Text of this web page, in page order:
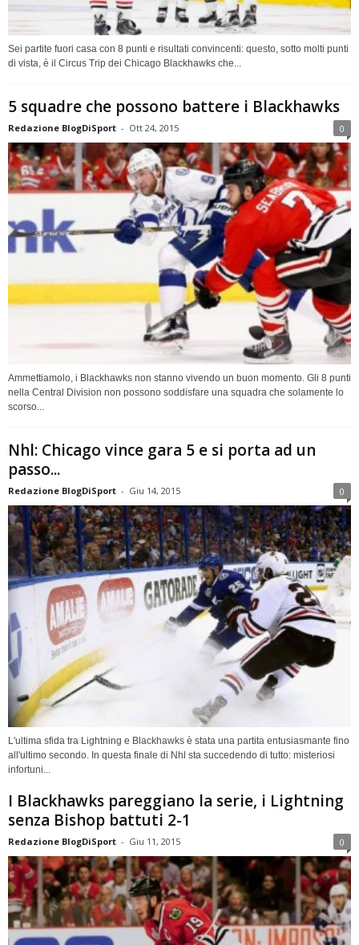
Sei partite fuori casa con 8 punti e risultati convincenti: questo, sotto molti punti
di vista, è il Circus Trip dei Chicago Blackhawks che...
5 squadre che possono battere i Blackhawks
Redazione BlogDiSport - Ott 24, 2015 0
Ammettiamolo, i Blackhawks non stanno vivendo un buon momento. Gli 8 punti
nella Central Division non possono soddisfare una squadra che solamente lo
scorso...
Nhl: Chicago vince gara 5 e si porta ad un
passo...
Redazione BlogDiSport - Giu 14, 2015 0
L'ultima sfida tra Lightning e Blackhawks è stata una partita entusiasmante fino
all'ultimo secondo. In questa finale di Nhl sta succedendo di tutto: misteriosi
infortuni...
I Blackhawks pareggiano la serie, i Lightning
senza Bishop battuti 2-1
Redazione BlogDiSport - Giu 11, 2015 0